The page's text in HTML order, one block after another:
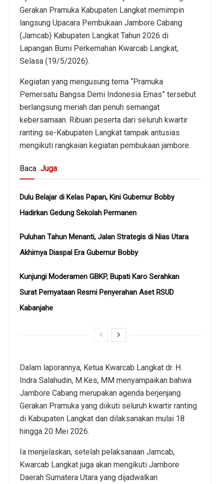
Gerakan Pramuka Kabupaten Langkat memimpin
langsung Upacara Pembukaan Jambore Cabang
(Jamcab) Kabupaten Langkat Tahun 2026 di
Lapangan Bumi Perkemahan Kwarcab Langkat,
Selasa (19/5/2026).
Kegiatan yang mengusung tema “Pramuka
Pemersatu Bangsa Demi Indonesia Emas” tersebut
berlangsung meriah dan penuh semangat
kebersamaan. Ribuan peserta dari seluruh kwartir
ranting se-Kabupaten Langkat tampak antusias
mengikuti rangkaian kegiatan pembukaan jambore.
Baca Juga
Dulu Belajar di Kelas Papan, Kini Gubernur Bobby
Hadirkan Gedung Sekolah Permanen
Puluhan Tahun Menanti, Jalan Strategis di Nias Utara
Akhirnya Diaspal Era Gubernur Bobby
Kunjungi Moderamen GBKP, Bupati Karo Serahkan
Surat Pernyataan Resmi Penyerahan Aset RSUD
Kabanjahe
Dalam laporannya, Ketua Kwarcab Langkat dr. H.
Indra Salahudin, M.Kes, MM menyampaikan bahwa
Jambore Cabang merupakan agenda berjenjang
Gerakan Pramuka yang diikuti seluruh kwartir ranting
di Kabupaten Langkat dan dilaksanakan mulai 18
hingga 20 Mei 2026.
Ia menjelaskan, setelah pelaksanaan Jamcab,
Kwarcab Langkat juga akan mengikuti Jambore
Daerah Sumatera Utara yang dijadwalkan